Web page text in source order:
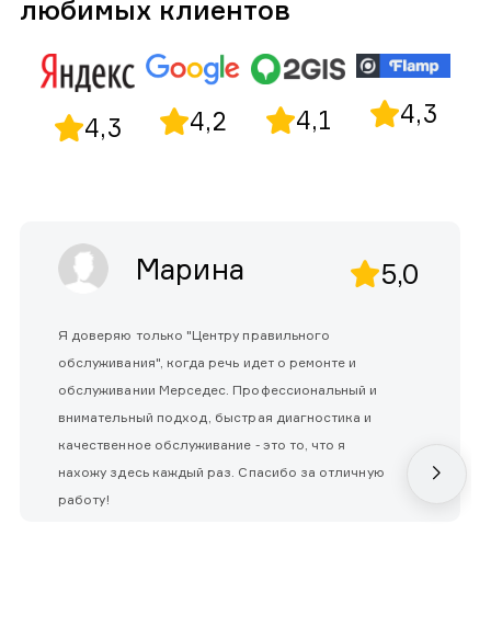
любимых клиентов
4,3 4,2 4,1 4,3
Марина 5,0
Я доверяю только "Центру правильного
обслуживания", когда речь идет о ремонте и
обслуживании Мерседес. Профессиональный и
внимательный подход, быстрая диагностика и
качественное обслуживание - это то, что я
нахожу здесь каждый раз. Спасибо за отличную
работу!